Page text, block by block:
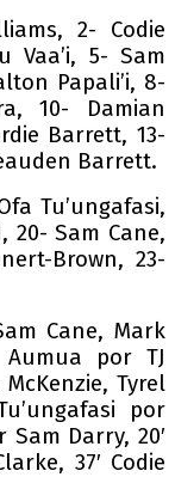
2- Codie
Vaa’i, 5- Sam
Papali’i, 8-
10- Damian
Barrett, 13-
Barrett.
Tu’ungafasi,
20- Sam Cane,
Brown, 23-
Cane, Mark
por TJ
Tyrel
por
Sam Darry, 20′
37′ Codie